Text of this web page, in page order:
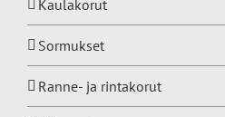
Kaulakorut
Sormukset
Ranne- ja rintakorut